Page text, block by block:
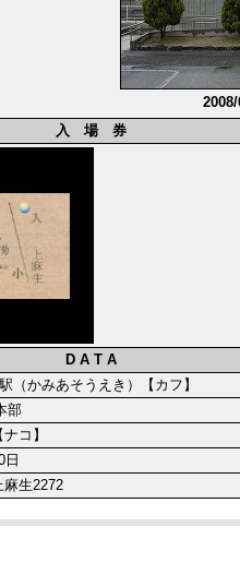
入 場 券
D A T A
（かみあそうえき）【カフ】
部
コ】
日
生2272